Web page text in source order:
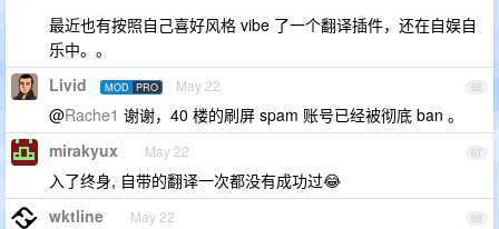
最近也有按照自己喜好风格 vibe 了一个翻译插件，还在自娱自
乐中。。
66
Livid MOD PRO May 22
@Rache1 谢谢，40 楼的刷屏 spam 账号已经被彻底 ban 。
67
mirakyux May 22
入了终身, 自带的翻译一次都没有成功过😂
68
wktline May 22